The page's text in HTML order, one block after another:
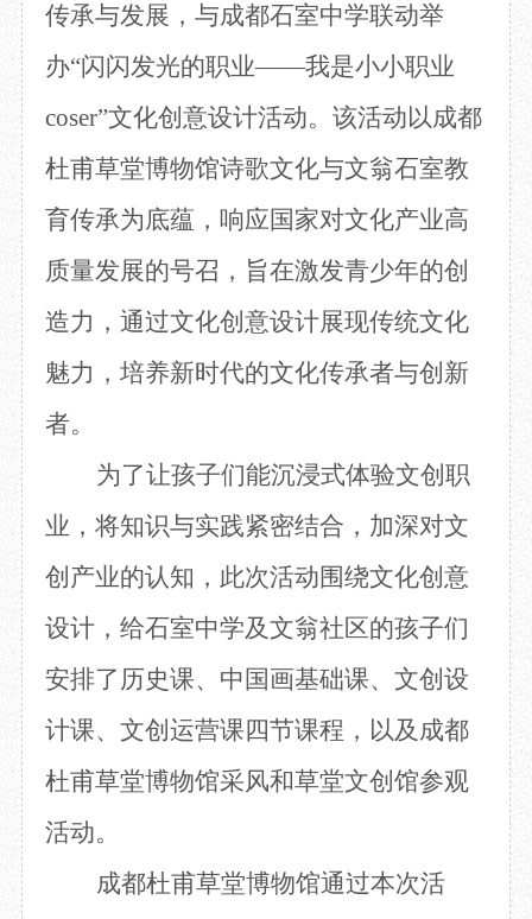
文创 杜甫草堂文创馆
数字文创
IP授权
草堂艺术中心
文创咨询
景点 正门
诗史堂
柴门
工部祠
少陵草堂碑亭
唐代遗址
草堂影壁
大雅堂
草堂书院
传承与发展，与成都石室中学联动举
办“闪闪发光的职业——我是小小职业
coser”文化创意设计活动。该活动以成都
杜甫草堂博物馆诗歌文化与文翁石室教
育传承为底蕴，响应国家对文化产业高
质量发展的号召，旨在激发青少年的创
造力，通过文化创意设计展现传统文化
魅力，培养新时代的文化传承者与创新
者。
为了让孩子们能沉浸式体验文创职
业，将知识与实践紧密结合，加深对文
创产业的认知，此次活动围绕文化创意
设计，给石室中学及文翁社区的孩子们
安排了历史课、中国画基础课、文创设
计课、文创运营课四节课程，以及成都
杜甫草堂博物馆采风和草堂文创馆参观
活动。
成都杜甫草堂博物馆通过本次活